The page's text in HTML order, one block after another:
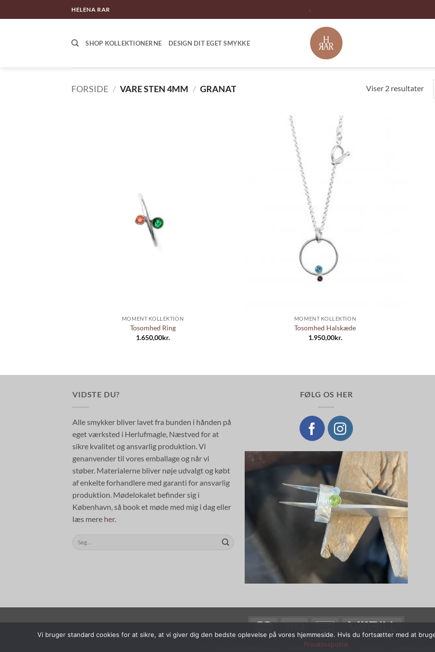
til
HELENA RAR
SHOP KOLLEKTIONERNE DESIGN DIT EGET SMYKKE
FORSIDE / VARE STEN 4MM / GRANAT Viser 2 resultater
MOMENT KOLLEKTION
Tosomhed Ring
1.650,00kr.
MOMENT KOLLEKTION
Tosomhed Halskæde
1.950,00kr.
VIDSTE DU?
Alle smykker bliver lavet fra bunden i hånden på
eget værksted i Herlufmagle, Næstved for at
sikre kvalitet og ansvarlig produktion. Vi
genanvender til vores emballage og når vi
støber. Materialerne bliver nøje udvalgt og købt
af enkelte forhandlere med garanti for ansvarlig
produktion. Mødelokalet befinder sig i
København, så book et møde med mig i dag eller
læs mere her.
efter:
FØLG OS HER
HANDELSBETINGELSER
Vi bruger standard cookies for at sikre, at vi giver dig den bedste oplevelse på vores hjemmeside. Hvis du fortsætter med at
Privatlivspolitik